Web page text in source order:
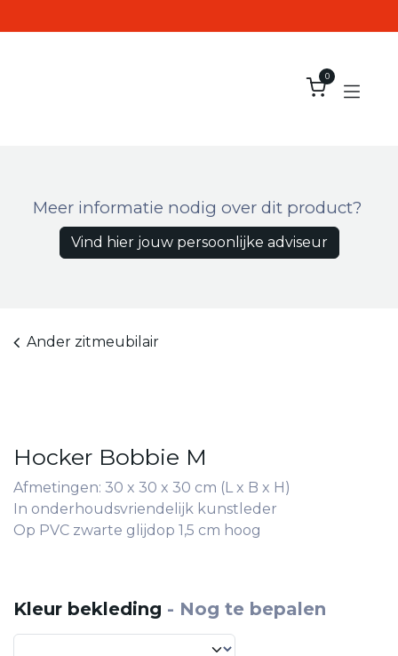
0
Meer informatie nodig over dit product?
Vind hier jouw persoonlijke adviseur
Ander zitmeubilair
Hocker Bobbie M
Afmetingen: 30 x 30 x 30 cm (L x B x H)
In onderhoudsvriendelijk kunstleder
Op PVC zwarte glijdop 1,5 cm hoog
Kleur bekleding - Nog te bepalen